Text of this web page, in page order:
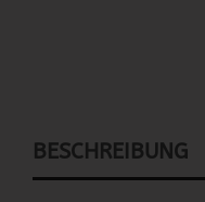
BESCHREIBUNG